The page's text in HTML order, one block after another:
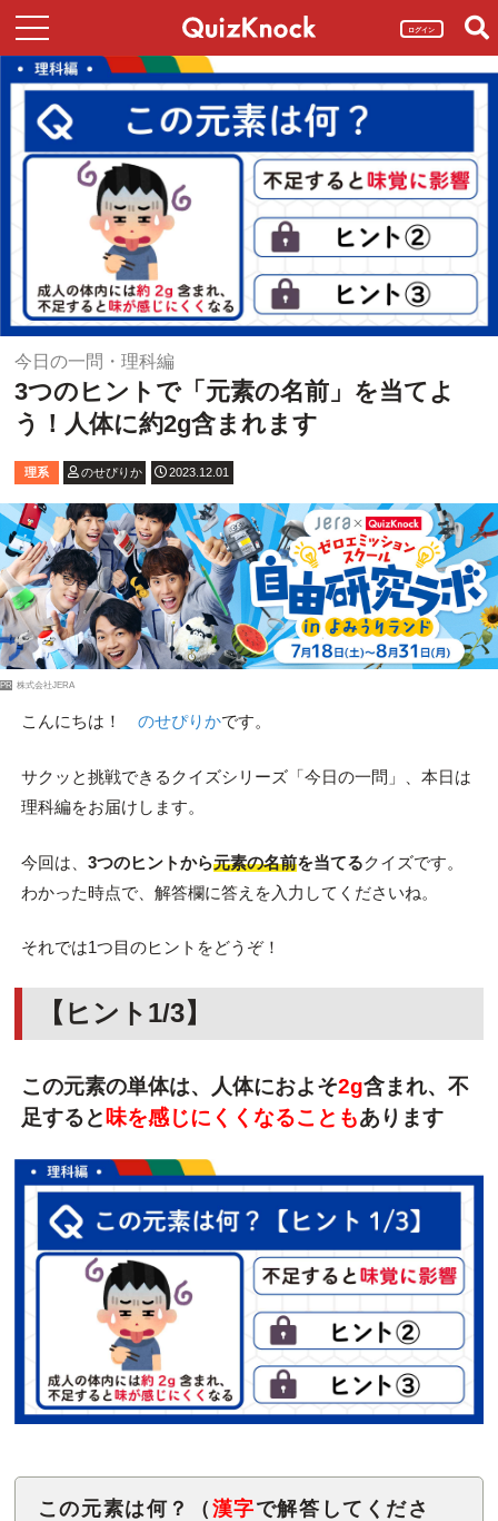
ログイン
今日の一問・理科編
3つのヒントで「元素の名前」を当てよ
う！人体に約2g含まれます
理系 のせぴりか 2023.12.01
PR 株式会社JERA
こんにちは！ のせぴりかです。
サクッと挑戦できるクイズシリーズ「今日の一問」、本日は
理科編をお届けします。
今回は、 3つのヒントから元素の名前を当てるクイズです。
わかった時点で、解答欄に答えを入力してくださいね。
それでは1つ目のヒントをどうぞ！
【ヒント1/3】
この元素の単体は、人体におよそ2g含まれ、不
足すると味を感じにくくなることもあります
この元素は何？（ 漢字で解答してくださ